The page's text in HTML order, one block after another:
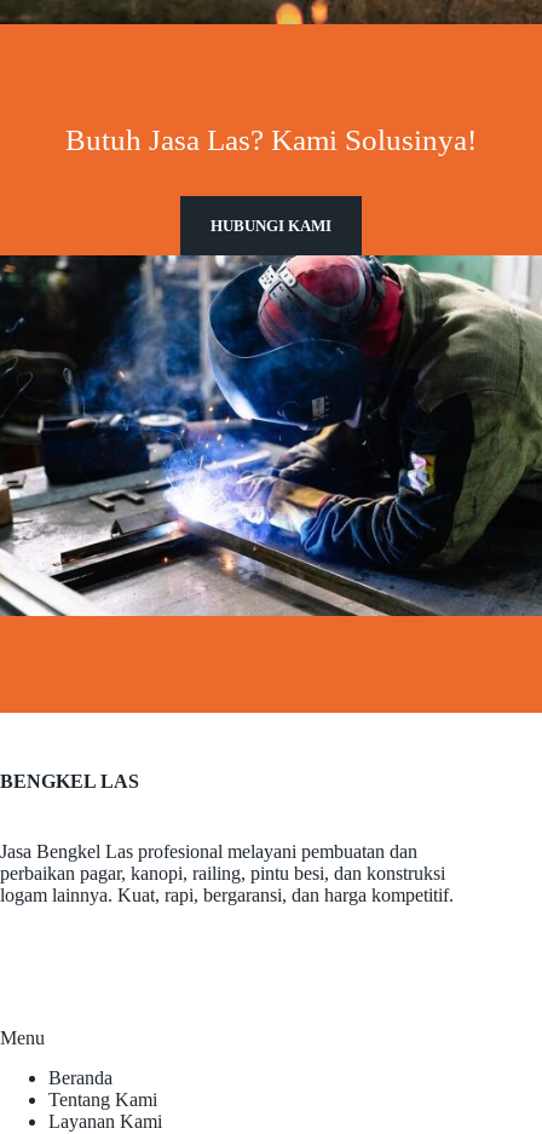
Butuh Jasa Las? Kami Solusinya!
HUBUNGI KAMI
BENGKEL LAS
Jasa Bengkel Las profesional melayani pembuatan dan
perbaikan pagar, kanopi, railing, pintu besi, dan konstruksi
logam lainnya. Kuat, rapi, bergaransi, dan harga kompetitif.
Menu
Beranda
Tentang Kami
Layanan Kami